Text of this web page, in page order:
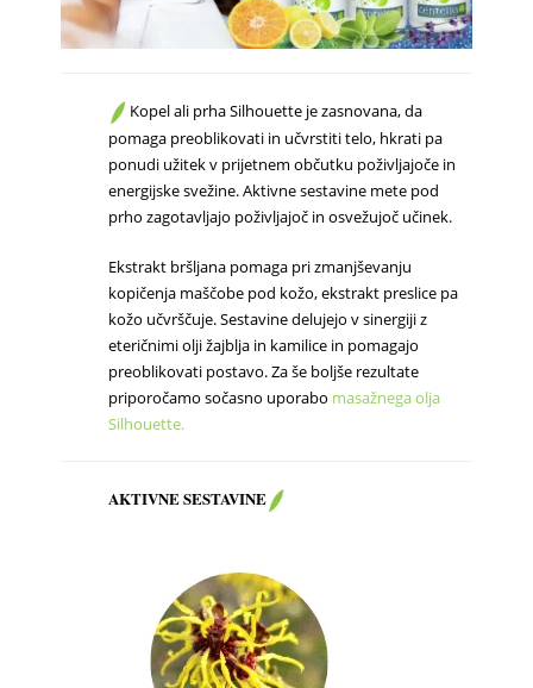
Kopel ali prha Silhouette je zasnovana, da
pomaga preoblikovati in učvrstiti telo, hkrati pa
ponudi užitek v prijetnem občutku poživljajoče in
energijske svežine. Aktivne sestavine mete pod
prho zagotavljajo poživljajoč in osvežujoč učinek.
Ekstrakt bršljana pomaga pri zmanjševanju
kopičenja maščobe pod kožo, ekstrakt preslice pa
kožo učvrščuje. Sestavine delujejo v sinergiji z
eteričnimi olji žajblja in kamilice in pomagajo
preoblikovati postavo. Za še boljše rezultate
priporočamo sočasno uporabo masažnega olja
Silhouette.
AKTIVNESESTAVINE